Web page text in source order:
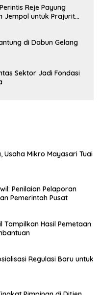
Reje Payung
Jempol untuk Prajurit
di Dabun Gelang
Sektor Jadi Fondasi
Usaha Mikro Mayasari Tuai
Penilaian Pelaporan
Pemerintah Pusat
Tampilkan Hasil Pemetaan
Regulasi Baru untuk